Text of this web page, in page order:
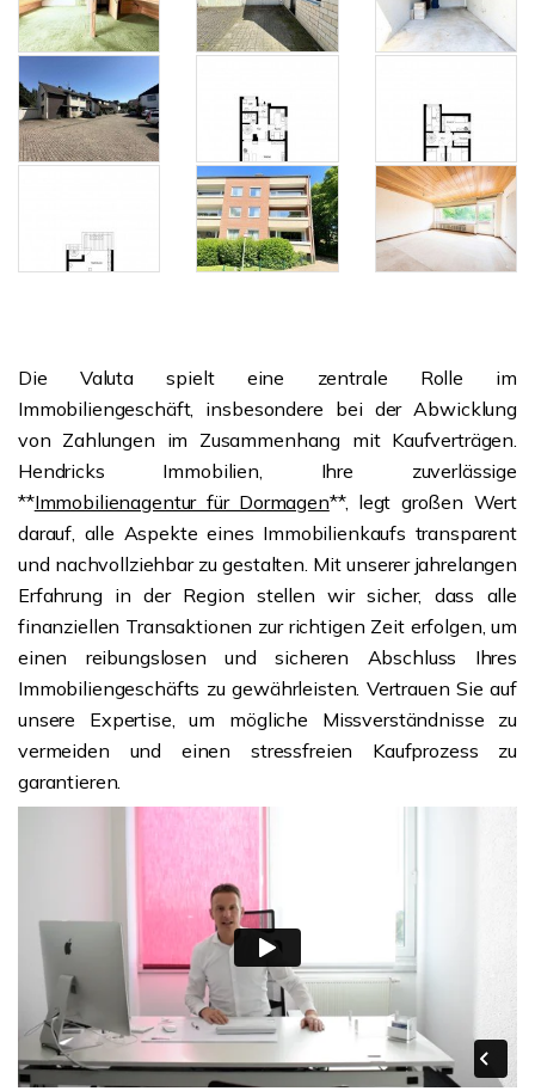
Die Valuta spielt eine zentrale Rolle im
Immobiliengeschäft, insbesondere bei der Abwicklung
von Zahlungen im Zusammenhang mit Kaufverträgen.
Hendricks Immobilien, Ihre zuverlässige
**Immobilienagentur für Dormagen**, legt großen Wert
darauf, alle Aspekte eines Immobilienkaufs transparent
und nachvollziehbar zu gestalten. Mit unserer jahrelangen
Erfahrung in der Region stellen wir sicher, dass alle
finanziellen Transaktionen zur richtigen Zeit erfolgen, um
einen reibungslosen und sicheren Abschluss Ihres
Immobiliengeschäfts zu gewährleisten. Vertrauen Sie auf
unsere Expertise, um mögliche Missverständnisse zu
vermeiden und einen stressfreien Kaufprozess zu
garantieren.